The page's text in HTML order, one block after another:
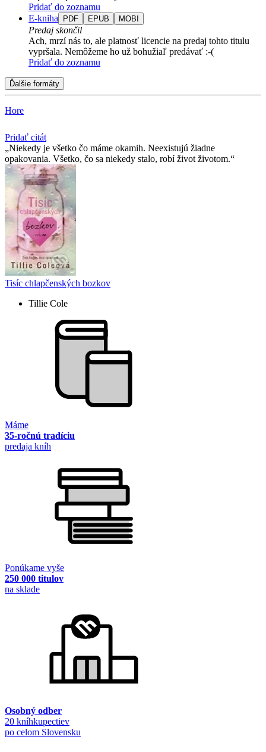
Pridať do zoznamu
E-kniha
PDF EPUB MOBI
Predaj skončil
Ach, mrzí nás to, ale platnosť licencie na predaj tohto titulu
vypršala. Nemôžeme ho už bohužiaľ predávať :-(
Pridať do zoznamu
Ďalšie formáty
Hore
Pridať citát
Niekedy je všetko čo máme okamih. Neexistujú žiadne
opakovania. Všetko, čo sa niekedy stalo, robí život životom.
Tisíc chlapčenských bozkov
Tillie Cole
Máme
35-ročnú tradíciu
predaja kníh
Ponúkame vyše
250 000 titulov
na sklade
Osobný odber
20 kníhkupectiev
po celom Slovensku